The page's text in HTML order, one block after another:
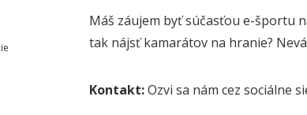
Máš záujem byť súčasťou e-športu
tak nájsť kamarátov na hranie?
Kontakt:Ozvi sa nám cez sociálne